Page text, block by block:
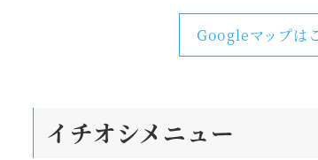
Googleマップは
イチオシメニュー